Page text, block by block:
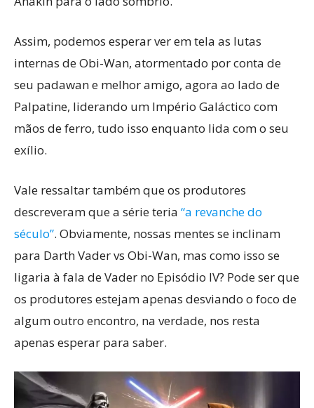
Assim, podemos esperar ver em tela as lutas
internas de Obi-Wan, atormentado por conta de
seu padawan e melhor amigo, agora ao lado de
Palpatine, liderando um Império Galáctico com
mãos de ferro, tudo isso enquanto lida com o seu
exílio.
Vale ressaltar também que os produtores
descreveram que a série teria “a revanche do
século”. Obviamente, nossas mentes se inclinam
para Darth Vader vs Obi-Wan, mas como isso se
ligaria à fala de Vader no Episódio IV? Pode ser que
os produtores estejam apenas desviando o foco de
algum outro encontro, na verdade, nos resta
apenas esperar para saber.